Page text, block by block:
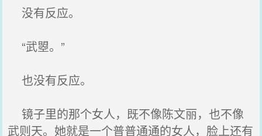
没有反应。
“武曌。”
也没有反应。
镜子里的那个女人，既不像陈文丽，也不像
武则天。她就是一个普普通通的女人，脸上还有